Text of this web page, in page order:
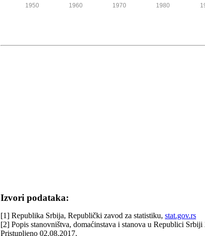
1980
1970
1960
1950
Izvori podataka:
[1] Republika Srbija, Republički zavod za statistiku, stat.gov.rs
[2] Popis stanovništva, domaćinstava i stanova u Republici
Pristupljeno 02.08.2017.